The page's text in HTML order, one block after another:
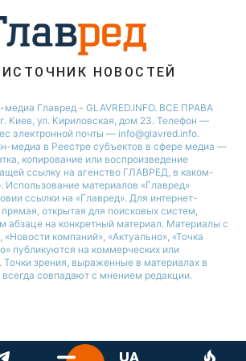
НОВОСТЕЙ
Главред - GLAVRED.INFO. ВСЕ ПРАВА
ул. Кириловская, дом 23. Телефон —
электронной почты — info@glavred.info.
медиа в Реестре cубъектов в сфере медиа —
копирование или воспроизведение
ссылку на агенство ГЛАВРЕД, в каком-
Использование материалов «Главред»
ссылки на «Главред». Для интернет-
открытая для поисковых систем,
абзаце на конкретный материал. Материалы с
компаний», «Актуально», «Точка
публикуются на коммерческих или
Точки зрения, выраженные в материалах в
совпадают с мнением редакции.